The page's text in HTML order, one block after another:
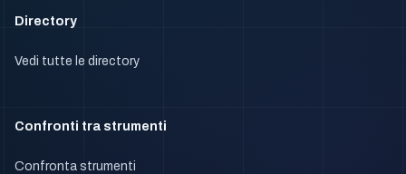
Directory
Vedi tutte le directory
Confronti tra strumenti
Confronta strumenti